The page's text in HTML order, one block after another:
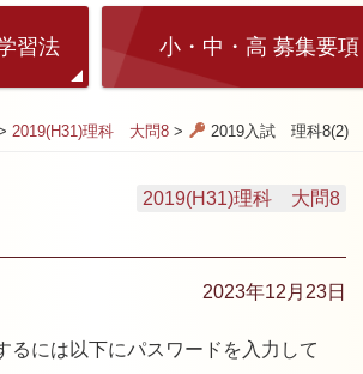
習法 小・中・高 募集要項
2019(H31)理科 大問8 > 2019入試 理科8(2)
2019(H31)理科 大問8
2023年12月23日
るには以下にパスワードを入力して